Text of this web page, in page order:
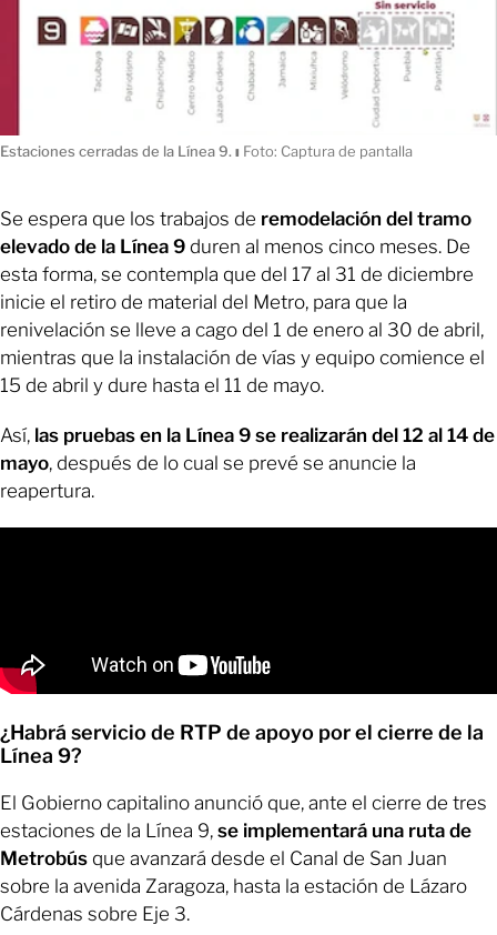
Estaciones cerradas de la Línea 9. ı Foto: Captura de pantalla
Se espera que los trabajos de remodelación del tramo
elevado de la Línea 9 duren al menos cinco meses. De
esta forma, se contempla que del 17 al 31 de diciembre
inicie el retiro de material del Metro, para que la
renivelación se lleve a cago del 1 de enero al 30 de abril,
mientras que la instalación de vías y equipo comience el
15 de abril y dure hasta el 11 de mayo.
Así, las pruebas en la Línea 9 se realizarán del 12 al 14 de
mayo, después de lo cual se prevé se anuncie la
reapertura.
¿Habrá servicio de RTP de apoyo por el cierre de la
Línea 9?
El Gobierno capitalino anunció que, ante el cierre de tres
estaciones de la Línea 9, se implementará una ruta de
Metrobús que avanzará desde el Canal de San Juan
sobre la avenida Zaragoza, hasta la estación de Lázaro
Cárdenas sobre Eje 3.